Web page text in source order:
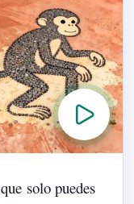
que solo puedes